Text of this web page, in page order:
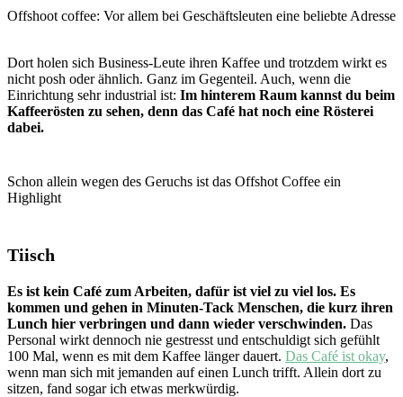
Offshoot coffee: Vor allem bei Geschäftsleuten eine beliebte Adresse
Dort holen sich Business-Leute ihren Kaffee und trotzdem wirkt es
nicht posh oder ähnlich. Ganz im Gegenteil. Auch, wenn die
Einrichtung sehr industrial ist: Im hinterem Raum kannst du beim
Kaffeerösten zu sehen, denn das Café hat noch eine Rösterei
dabei.
Schon allein wegen des Geruchs ist das Offshot Coffee ein
Highlight
Tiisch
Es ist kein Café zum Arbeiten, dafür ist viel zu viel los. Es
kommen und gehen in Minuten-Tack Menschen, die kurz ihren
Lunch hier verbringen und dann wieder verschwinden. Das
Personal wirkt dennoch nie gestresst und entschuldigt sich gefühlt
100 Mal, wenn es mit dem Kaffee länger dauert. Das Café ist okay,
wenn man sich mit jemanden auf einen Lunch trifft. Allein dort zu
sitzen, fand sogar ich etwas merkwürdig.